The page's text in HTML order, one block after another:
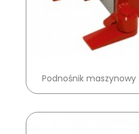
Podnośnik maszynowy